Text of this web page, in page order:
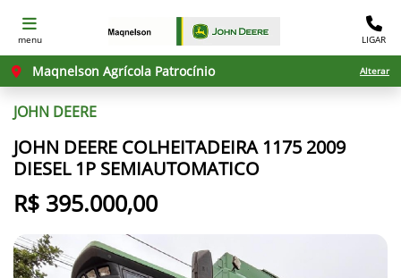
menu LIGAR
Maqnelson Agrícola Patrocínio Alterar
JOHN DEERE
JOHN DEERE COLHEITADEIRA 1175 2009
DIESEL 1P SEMIAUTOMATICO
R$ 395.000,00